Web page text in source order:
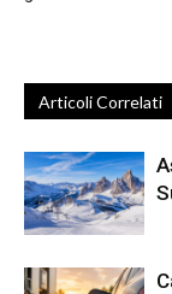
Articoli Correlati